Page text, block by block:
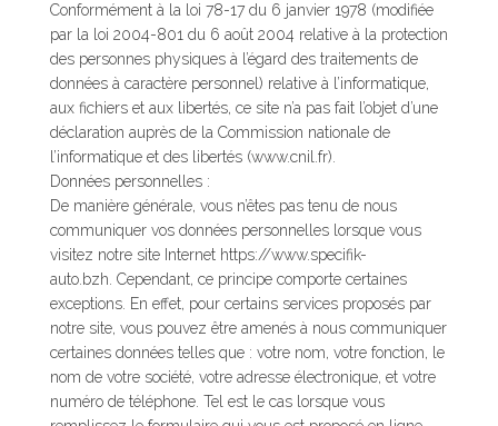
Conformément à la loi 78-17 du 6 janvier 1978 (modifiée
par la loi 2004-801 du 6 août 2004 relative à la protection
des personnes physiques à l’égard des traitements de
données à caractère personnel) relative à l’informatique,
aux fichiers et aux libertés, ce site n’a pas fait l’objet d’une
déclaration auprès de la Commission nationale de
l’informatique et des libertés (www.cnil.fr).
Données personnelles :
De manière générale, vous n’êtes pas tenu de nous
communiquer vos données personnelles lorsque vous
visitez notre site Internet https://www.specifik-
auto.bzh. Cependant, ce principe comporte certaines
exceptions. En effet, pour certains services proposés par
notre site, vous pouvez être amenés à nous communiquer
certaines données telles que : votre nom, votre fonction, le
nom de votre société, votre adresse électronique, et votre
numéro de téléphone. Tel est le cas lorsque vous